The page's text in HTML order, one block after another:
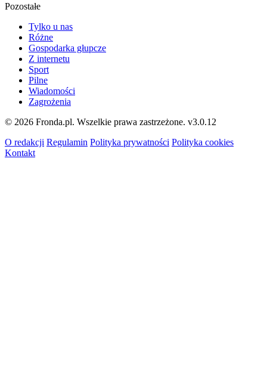
Pozostałe
Tylko u nas
Różne
Gospodarka głupcze
Z internetu
Sport
Pilne
Wiadomości
Zagrożenia
© 2026 Fronda.pl. Wszelkie prawa zastrzeżone. v3.0.12
O redakcji Regulamin Polityka prywatności Polityka cookies
Kontakt